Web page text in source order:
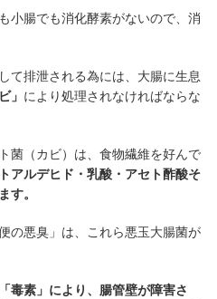
小腸でも消化酵素がないので、消
て排泄される為には、大腸に生息
」 により処理されなければならな
菌（カビ）は、食物繊維を好んで
アルデヒド・乳酸・アセト酢酸そ
す。
の悪臭」は、これら悪玉大腸菌が
毒素」により、腸管壁が障害さ